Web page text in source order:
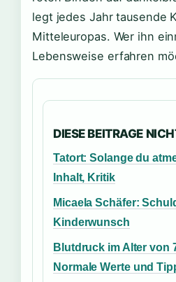
legt jedes Jahr tausende
Mitteleuropas. Wer ihn
Lebensweise erfahren
DIESE BEITRAGE
Tatort: Solange du
Inhalt, Kritik
Micaela Schäfer:
Kinderwunsch
Blutdruck im Alter von
Normale Werte und